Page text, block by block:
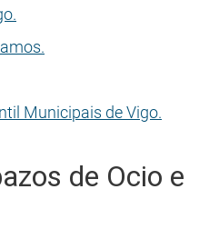
Municipais de Vigo.
de Ocio e